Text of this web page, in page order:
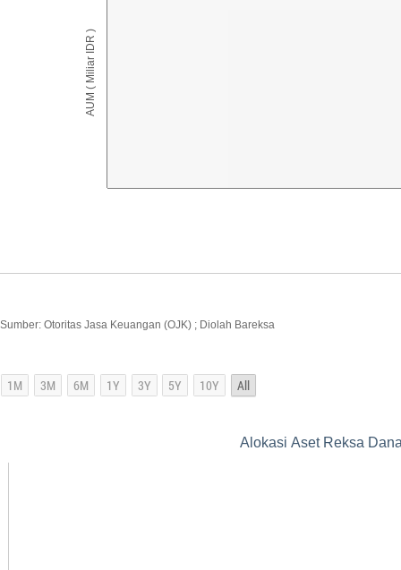
AUM ( Miliar IDR )
Sumber: Otoritas Jasa Keuangan (OJK) ; Diolah Bareksa
Alokasi Aset Reksa